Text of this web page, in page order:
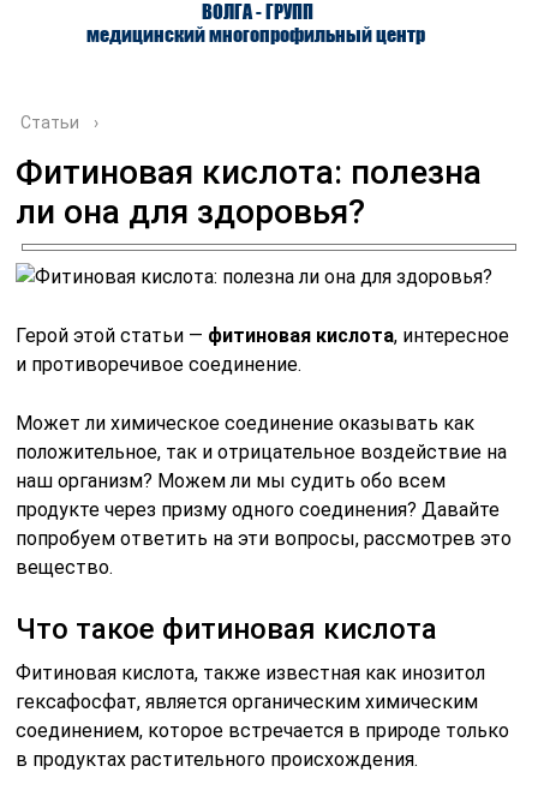
ВОЛГА - ГРУПП
медицинский многопрофильный центр
О ЦЕНТРЕ ВРАЧИ
Статьи ›
Фитиновая кислота: полезна
ли она для здоровья?
Герой этой статьи — фитиновая кислота, интересное
и противоречивое соединение.
Может ли химическое соединение оказывать как
положительное, так и отрицательное воздействие на
наш организм? Можем ли мы судить обо всем
продукте через призму одного соединения? Давайте
попробуем ответить на эти вопросы, рассмотрев это
вещество.
Что такое фитиновая кислота
Фитиновая кислота, также известная как инозитол
гексафосфат, является органическим химическим
соединением, которое встречается в природе только
в продуктах растительного происхождения.